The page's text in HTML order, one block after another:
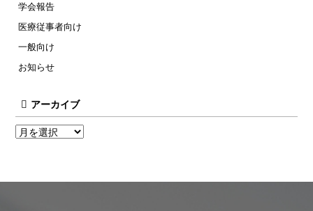
学会報告
医療従事者向け
一般向け
お知らせ
アーカイブ